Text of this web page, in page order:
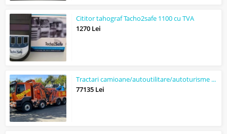
Cititor tahograf Tacho2safe 1100 cu TVA
1270 Lei
Tractari camioane/autoutilitare/autoturisme NON STOP
77135 Lei